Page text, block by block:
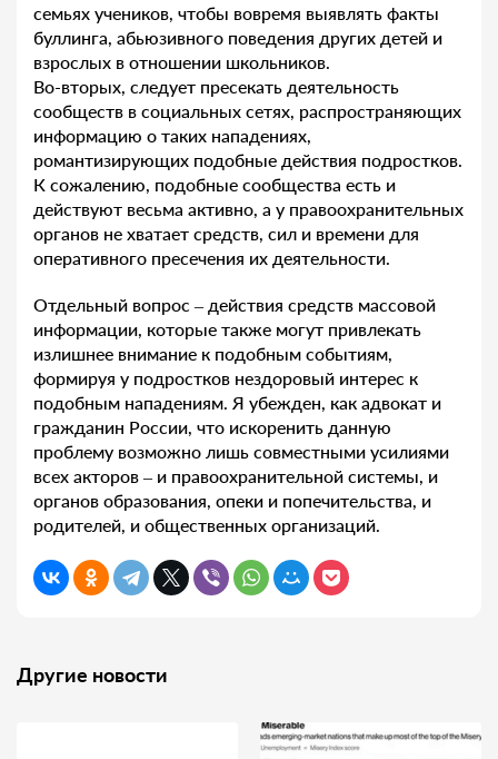
семьях учеников, чтобы вовремя выявлять факты
буллинга, абьюзивного поведения других детей и
взрослых в отношении школьников.
Во-вторых, следует пресекать деятельность
сообществ в социальных сетях, распространяющих
информацию о таких нападениях,
романтизирующих подобные действия подростков.
К сожалению, подобные сообщества есть и
действуют весьма активно, а у правоохранительных
органов не хватает средств, сил и времени для
оперативного пресечения их деятельности.
Отдельный вопрос – действия средств массовой
информации, которые также могут привлекать
излишнее внимание к подобным событиям,
формируя у подростков нездоровый интерес к
подобным нападениям. Я убежден, как адвокат и
гражданин России, что искоренить данную
проблему возможно лишь совместными усилиями
всех акторов – и правоохранительной системы, и
органов образования, опеки и попечительства, и
родителей, и общественных организаций.
Другие новости